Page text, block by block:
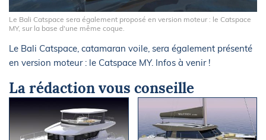
Le Bali Catspace sera également proposé en version moteur : le Catspace
MY, sur la base d'une même coque.
Le Bali Catspace, catamaran voile, sera également présenté
en version moteur : le Catspace MY. Infos à venir !
La rédaction vous conseille